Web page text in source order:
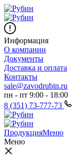
Информация
О компании
Документы
Доставка и оплата
Контакты
sale@zavodrubin.ru
пн - пт 9:00 - 18:00
8 (351) 73-777-73
ПродукцияМеню
Меню